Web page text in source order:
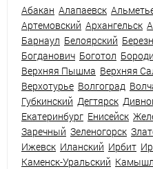
Абакан Алапаевск
Артемовский Архангельск
Барнаул Белоярский
Богданович Боготол
Верхняя Пышма Верхняя
Верхотурье Волгоград
Губкинский Дегтярск
Екатеринбург Енисейск
Заречный Зеленогорск
Ижевск Иланский Ирбит
Каменск-Уральский